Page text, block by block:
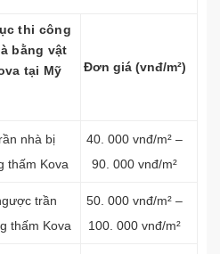
thi công
bằng vật
tại Mỹ
Đơn giá (vnđ/m²)
nhà bị
thấm Kova
40. 000 vnđ/m² –
90. 000 vnđ/m²
trần
thấm Kova
50. 000 vnđ/m² –
100. 000 vnđ/m²